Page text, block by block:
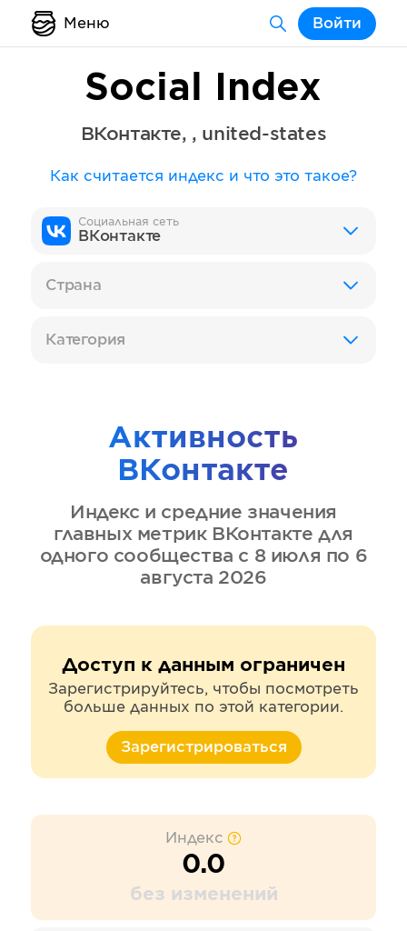
Меню Войти
Social Index
ВКонтакте, , united-states
Как считается индекс и что это такое?
Социальная сеть
ВКонтакте
Страна
Категория
Активность
ВКонтакте
Индекс и средние значения
главных метрик ВКонтакте для
одного сообщества с 8 июля по 6
августа 2026
Доступ к данным ограничен
Зарегистрируйтесь, чтобы посмотреть
больше данных по этой категории.
Зарегистрироваться
Индекс
0.0
без изменений